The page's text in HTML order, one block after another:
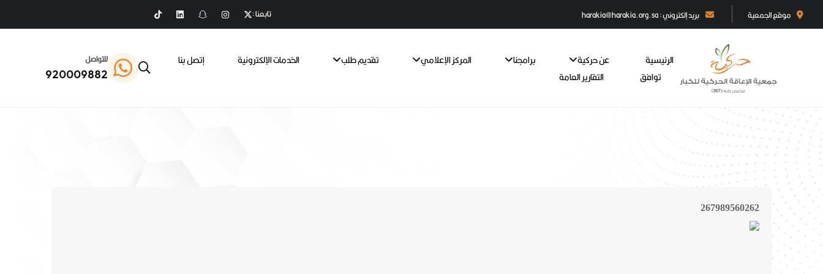
موقع الجمعية بريد إلكتروني : harakia@harakia.org.sa تابعنا :
الرئيسية عن حركية برامجنا المركز الإعلامي تقديم طلب الخدمات الإلكترونية
إتصل بنا
توافق
التقارير العامة
للتواصل
920009882
267989560262